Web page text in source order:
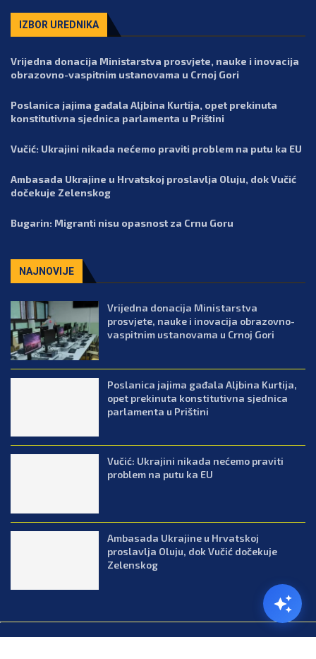
IZBOR UREDNIKA
Vrijedna donacija Ministarstva prosvjete, nauke i inovacija
obrazovno-vaspitnim ustanovama u Crnoj Gori
Poslanica jajima gađala Aljbina Kurtija, opet prekinuta
konstitutivna sjednica parlamenta u Prištini
Vučić: Ukrajini nikada nećemo praviti problem na putu ka EU
Ambasada Ukrajine u Hrvatskoj proslavlja Oluju, dok Vučić
dočekuje Zelenskog
Bugarin: Migranti nisu opasnost za Crnu Goru
NAJNOVIJE
Vrijedna donacija Ministarstva
prosvjete, nauke i inovacija obrazovno-
vaspitnim ustanovama u Crnoj Gori
Poslanica jajima gađala Aljbina Kurtija,
opet prekinuta konstitutivna sjednica
parlamenta u Prištini
Vučić: Ukrajini nikada nećemo praviti
problem na putu ka EU
Ambasada Ukrajine u Hrvatskoj
proslavlja Oluju, dok Vučić dočekuje
Zelenskog